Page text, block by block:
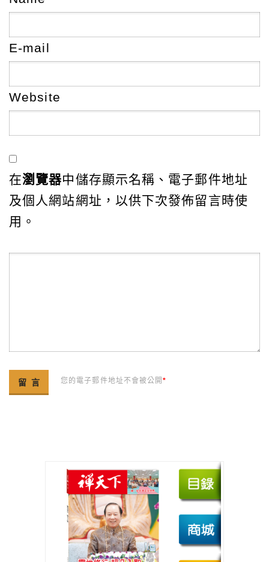
E-mail
Website
在瀏覽器中儲存顯示名稱、電子郵件地址
及個人網站網址，以供下次發佈留言時使
用。
您的電子郵件地址不會被公開*